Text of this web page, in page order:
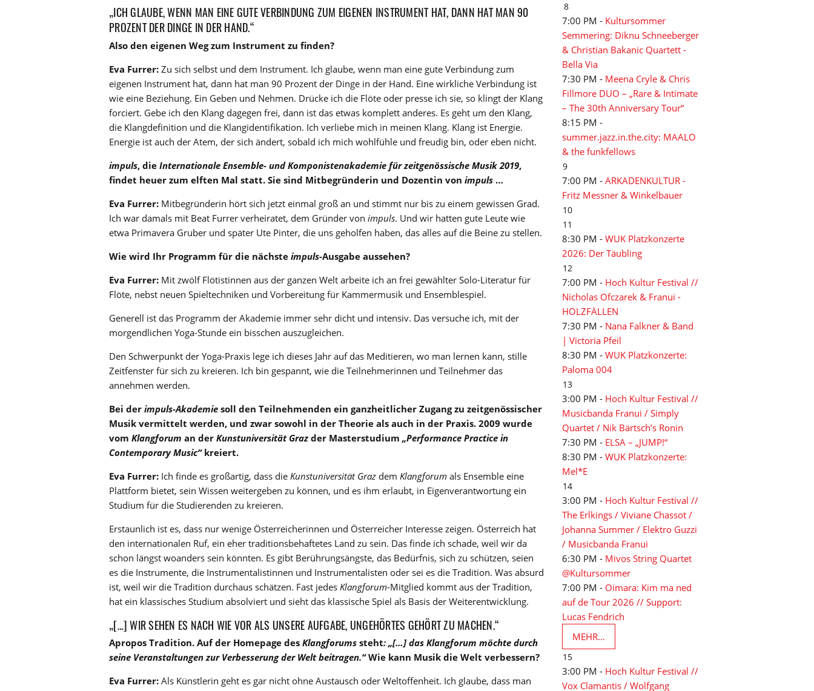
„ICH GLAUBE, WENN MAN EINE GUTE VERBINDUNG ZUM EIGENEN INSTRUMENT HAT, DANN HAT MAN 90
PROZENT DER DINGE IN DER HAND.“
Also den eigenen Weg zum Instrument zu finden?
Eva Furrer: Zu sich selbst und dem Instrument. Ich glaube, wenn man eine gute Verbindung zum
eigenen Instrument hat, dann hat man 90 Prozent der Dinge in der Hand. Eine wirkliche Verbindung ist
wie eine Beziehung. Ein Geben und Nehmen. Drücke ich die Flöte oder presse ich sie, so klingt der Klang
forciert. Gebe ich den Klang dagegen frei, dann ist das etwas komplett anderes. Es geht um den Klang,
die Klangdefinition und die Klangidentifikation. Ich verliebe mich in meinen Klang. Klang ist Energie.
Energie ist auch der Atem, der sich ändert, sobald ich mich wohlfühle und freudig bin, oder eben nicht.
impuls, die Internationale Ensemble- und Komponistenakademie für zeitgenössische Musik 2019,
findet heuer zum elften Mal statt. Sie sind Mitbegründerin und Dozentin von impuls …
Eva Furrer: Mitbegründerin hört sich jetzt einmal groß an und stimmt nur bis zu einem gewissen Grad.
Ich war damals mit Beat Furrer verheiratet, dem Gründer von impuls. Und wir hatten gute Leute wie
etwa Primavera Gruber und später Ute Pinter, die uns geholfen haben, das alles auf die Beine zu stellen.
Wie wird Ihr Programm für die nächste impuls-Ausgabe aussehen?
Eva Furrer: Mit zwölf Flötistinnen aus der ganzen Welt arbeite ich an frei gewählter Solo-Literatur für
Flöte, nebst neuen Spieltechniken und Vorbereitung für Kammermusik und Ensemblespiel.
Generell ist das Programm der Akademie immer sehr dicht und intensiv. Das versuche ich, mit der
morgendlichen Yoga-Stunde ein bisschen auszugleichen.
Den Schwerpunkt der Yoga-Praxis lege ich dieses Jahr auf das Meditieren, wo man lernen kann, stille
Zeitfenster für sich zu kreieren. Ich bin gespannt, wie die Teilnehmerinnen und Teilnehmer das
annehmen werden.
Bei der impuls-Akademie soll den Teilnehmenden ein ganzheitlicher Zugang zu zeitgenössischer
Musik vermittelt werden, und zwar sowohl in der Theorie als auch in der Praxis. 2009 wurde
vom Klangforum an der Kunstuniversität Graz der Masterstudium „Performance Practice in
Contemporary Music“kreiert.
Eva Furrer: Ich finde es großartig, dass die Kunstuniversität Graz dem Klangforum als Ensemble eine
Plattform bietet, sein Wissen weitergeben zu können, und es ihm erlaubt, in Eigenverantwortung ein
Studium für die Studierenden zu kreieren.
Erstaunlich ist es, dass nur wenige Österreicherinnen und Österreicher Interesse zeigen. Österreich hat
den internationalen Ruf, ein eher traditionsbehaftetes Land zu sein. Das finde ich schade, weil wir da
schon längst woanders sein könnten. Es gibt Berührungsängste, das Bedürfnis, sich zu schützen, seien
es die Instrumente, die Instrumentalistinnen und Instrumentalisten oder sei es die Tradition. Was absurd
ist, weil wir die Tradition durchaus schätzen. Fast jedes Klangforum-Mitglied kommt aus der Tradition,
hat ein klassisches Studium absolviert und sieht das klassische Spiel als Basis der Weiterentwicklung.
„[…] WIR SEHEN ES NACH WIE VOR ALS UNSERE AUFGABE, UNGEHÖRTES GEHÖRT ZU MACHEN.“
Apropos Tradition. Auf der Homepage des Klangforums steht: „[…] das Klangforum möchte durch
seine Veranstaltungen zur Verbesserung der Welt beitragen.“Wie kann Musik die Welt verbessern?
Eva Furrer: Als Künstlerin geht es gar nicht ohne Austausch oder Weltoffenheit. Ich glaube, dass man
8
7:00 PM - Kultursommer
Semmering: Diknu Schneeberger
& Christian Bakanic Quartett -
Bella Via
7:30 PM - Meena Cryle & Chris
Fillmore DUO – „Rare & Intimate
– The 30th Anniversary Tour“
8:15 PM -
summer.jazz.in.the.city: MAALO
& the funkfellows
9
7:00 PM - ARKADENKULTUR -
Fritz Messner & Winkelbauer
10
11
8:30 PM - WUK Platzkonzerte
2026: Der Täubling
12
7:00 PM - Hoch Kultur Festival //
Nicholas Ofczarek & Franui -
HOLZFÄLLEN
7:30 PM - Nana Falkner & Band
| Victoria Pfeil
8:30 PM - WUK Platzkonzerte:
Paloma 004
13
3:00 PM - Hoch Kultur Festival //
Musicbanda Franui / Simply
Quartet / Nik Bärtsch’s Ronin
7:30 PM - ELSA – „JUMP!“
8:30 PM - WUK Platzkonzerte:
Mel*E
14
3:00 PM - Hoch Kultur Festival //
The Erlkings / Viviane Chassot /
Johanna Summer / Elektro Guzzi
/ Musicbanda Franui
6:30 PM - Mivos String Quartet
@Kultursommer
7:00 PM - Oimara: Kim ma ned
auf de Tour 2026 // Support:
Lucas Fendrich
MEHR...
15
3:00 PM - Hoch Kultur Festival //
Vox Clamantis / Wolfgang